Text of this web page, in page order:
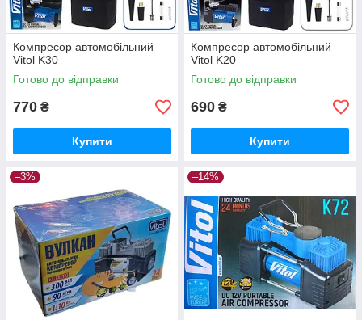
Компресор автомобільний
Vitol K30
Готово до відправки
770 ₴
Купити
Компресор автомобільний
Vitol K20
Готово до відправки
690 ₴
Купити
–3% –14%